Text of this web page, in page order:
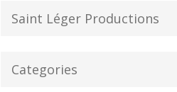
Saint Léger Productions
Categories